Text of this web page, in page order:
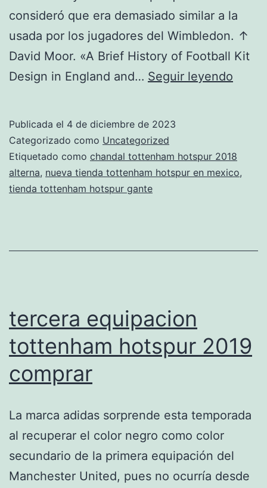
consideró que era demasiado similar a la
usada por los jugadores del Wimbledon. ↑
David Moor. «A Brief History of Football Kit
Design in England and… Seguir leyendo
Publicada el 4 de diciembre de 2023
Categorizado como Uncategorized
Etiquetado como chandal tottenham hotspur 2018
alterna, nueva tienda tottenham hotspur en mexico,
tienda tottenham hotspur gante
tercera equipacion
tottenham hotspur 2019
comprar
La marca adidas sorprende esta temporada
al recuperar el color negro como color
secundario de la primera equipación del
Manchester United, pues no ocurría desde